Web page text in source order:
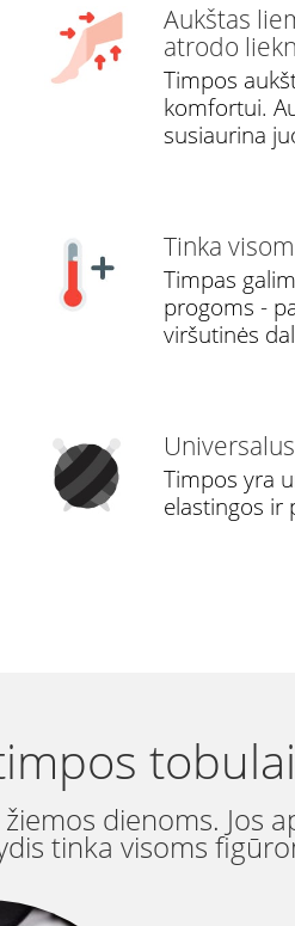
Aukštas
atrodo
Timpos
komfortui.
susiaurina
Tinka
Timpas
progoms -
viršutinės
Timpos yra
elastingos ir
dienoms. Jos
tinka visoms